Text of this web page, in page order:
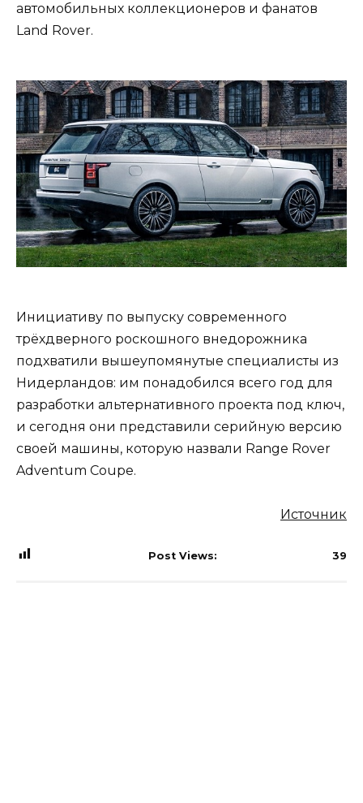
автомобильных коллекционеров и фанатов
Land Rover.
Инициативу по выпуску современного
трёхдверного роскошного внедорожника
подхватили вышеупомянутые специалисты из
Нидерландов: им понадобился всего год для
разработки альтернативного проекта под ключ,
и сегодня они представили серийную версию
своей машины, которую назвали Range Rover
Adventum Coupe.
Источник
Post Views: 39